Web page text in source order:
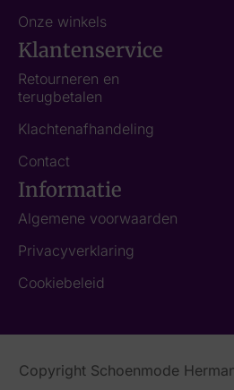
Onze winkels
Klantenservice
Retourneren en
terugbetalen
Klachtenafhandeling
Contact
Informatie
Algemene voorwaarden
Privacyverklaring
Cookiebeleid
Copyright Schoenmode